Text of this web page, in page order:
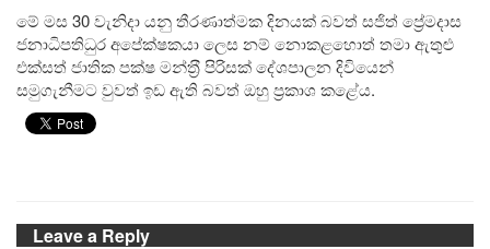
මේ මස 30 වැනිදා යනු තීරණාත්මක දිනයක් බවත් සජිත් ප්‍රේමදාස
ජනාධිපතිධුර අපේක්ෂකයා ලෙස නම් නොකළහොත් තමා ඇතුළු
එක්සත් ජාතික පක්ෂ මන්ත‍්‍රී පිරිසක් දේශපාලන දිවියෙන්
සමුගැනීමට වුවත් ඉඩ ඇති බවත් ඔහු ප‍්‍රකාශ කළේය.
Leave a Reply